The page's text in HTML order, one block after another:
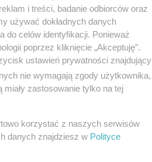
w
i treści, badanie odbiorców oraz
używać dokładnych danych
do celów identyfikacji. Ponieważ
poprzez kliknięcie „Akceptuję”.
ustawień prywatności znajdujący
nie wymagają zgody użytkownika,
zastosowanie tylko na tej
korzystać z naszych serwisów
danych znajdziesz w Polityce